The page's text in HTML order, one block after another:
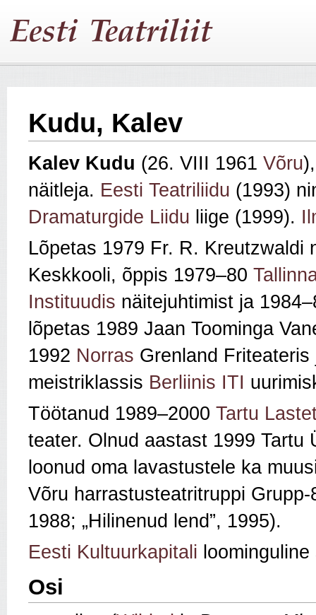
Kudu, Kalev
Kalev Kudu (26. VIII 1961 Võru
näitleja. Eesti Teatriliidu (1993)
Dramaturgide Liidu liige (1999).
Lõpetas 1979 Fr. R. Kreutzwaldi
Keskkooli, õppis 1979–80
Instituudis näitejuhtimist ja
lõpetas 1989 Jaan Toominga
1992 Norras Grenland
meistriklassis Berliinis ITI
Töötanud 1989–2000 Tartu
teater. Olnud aastast 1999
loonud oma lavastustele ka
Võru harrastusteatritruppi
1988; „Hilinenud lend”, 1995).
Eesti Kultuurkapitali
Osi